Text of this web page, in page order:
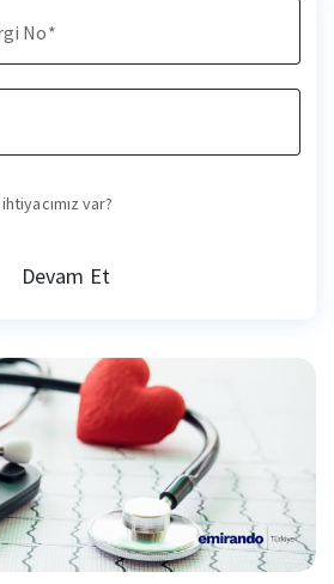
No
var?
Devam Et